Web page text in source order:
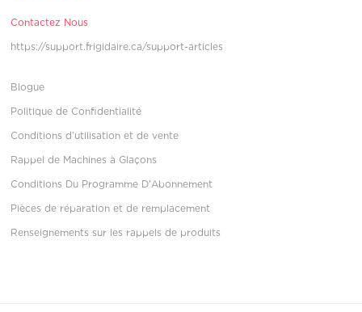
Contactez Nous
https://support.frigidaire.ca/support-articles
Blogue
Politique de Confidentialité
Conditions d’utilisation et de vente
Rappel de Machines à Glaçons
Conditions Du Programme D'Abonnement
Pièces de réparation et de remplacement
Renseignements sur les rappels de produits